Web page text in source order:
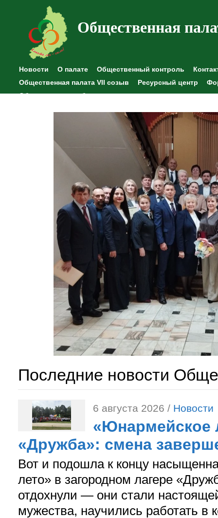
Общественная
Новости О палате Общественный контроль
Общественная палата VII созыв
Ресурсный центр
Общественные наблюдения
Последние новости
6 августа 2026 / Новости
«Юнармейское
«Дружба»: смена
Вот и подошла к концу
лето» в загородном лагере
отдохнули — они стали
мужества, научились работать в